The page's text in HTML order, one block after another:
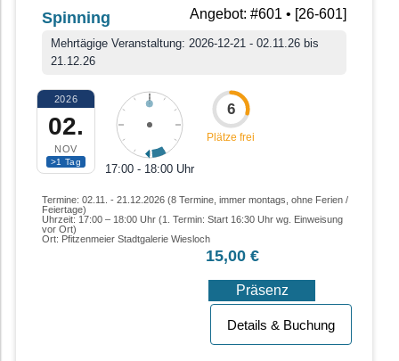
Angebot: #601 • [26-601]
Spinning
Mehrtägige Veranstaltung: 2026-12-21 - 02.11.26 bis
21.12.26
2026
02.
NOV
>1 Tag
17:00 - 18:00 Uhr
6
Plätze frei
Termine: 02.11. - 21.12.2026 (8 Termine, immer montags, ohne Ferien /
Feiertage)
Uhrzeit: 17:00 – 18:00 Uhr (1. Termin: Start 16:30 Uhr wg. Einweisung
vor Ort)
Ort: Pfitzenmeier Stadtgalerie Wiesloch
15,00 €
Präsenz
Details & Buchung